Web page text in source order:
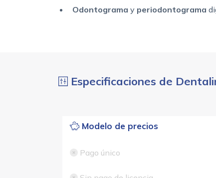
Odontograma y periodontograma
Especificaciones de
Modelo de precios
Pago único